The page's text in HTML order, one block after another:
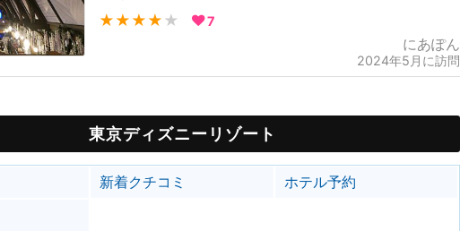
★★★★ ★ 7
にあぽん
2024年5月に訪問
東京ディズニーリゾート
新着クチコミ
ホテル予約